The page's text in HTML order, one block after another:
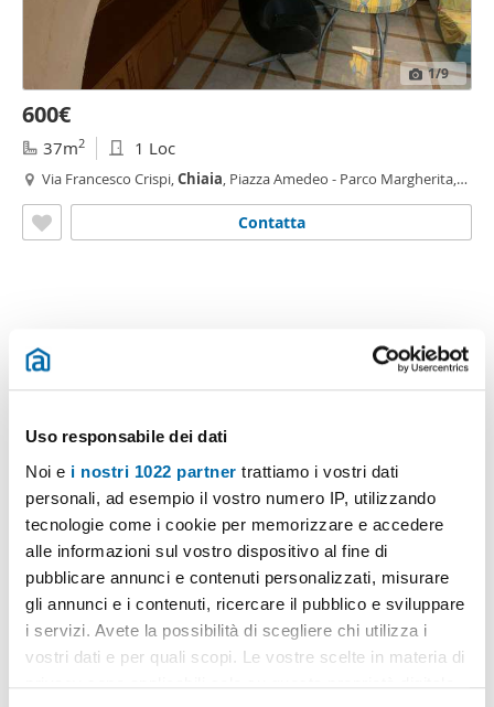
Uso responsabile dei dati
Noi e i nostri 1022 partner trattiamo i vostri dati
personali, ad esempio il vostro numero IP, utilizzando
tecnologie come i cookie per memorizzare e accedere
alle informazioni sul vostro dispositivo al fine di
pubblicare annunci e contenuti personalizzati, misurare
gli annunci e i contenuti, ricercare il pubblico e sviluppare
i servizi. Avete la possibilità di scegliere chi utilizza i
vostri dati e per quali scopi. Le vostre scelte in materia di
1/9
600€
37m2 1 Loc
Via Francesco Crispi,Chiaia, Piazza Amedeo - Parco Margherita,
Contatta
Altri immobili che potrebbero interessarti
2.000€ Máx. 10km